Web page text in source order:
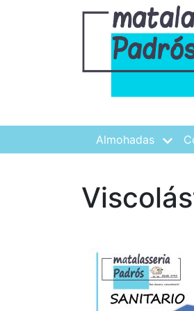
Almohadas